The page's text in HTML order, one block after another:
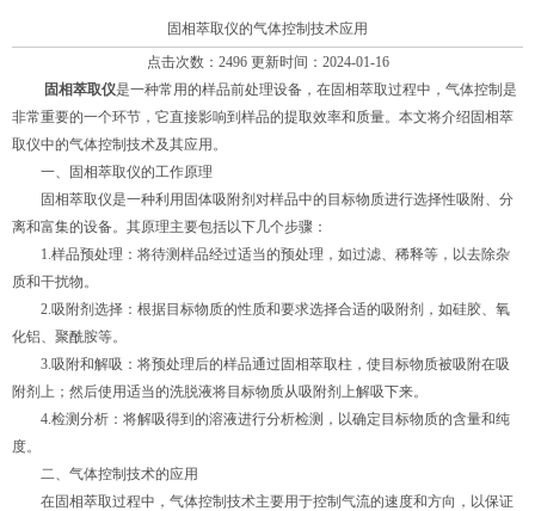
固相萃取仪的气体控制技术应用
点击次数：2496 更新时间：2024-01-16
固相萃取仪是一种常用的样品前处理设备，在固相萃取过程中，气体控制是
非常重要的一个环节，它直接影响到样品的提取效率和质量。本文将介绍固相萃
取仪中的气体控制技术及其应用。
一、固相萃取仪的工作原理
固相萃取仪是一种利用固体吸附剂对样品中的目标物质进行选择性吸附、分
离和富集的设备。其原理主要包括以下几个步骤：
1.样品预处理：将待测样品经过适当的预处理，如过滤、稀释等，以去除杂
质和干扰物。
2.吸附剂选择：根据目标物质的性质和要求选择合适的吸附剂，如硅胶、氧
化铝、聚酰胺等。
3.吸附和解吸：将预处理后的样品通过固相萃取柱，使目标物质被吸附在吸
附剂上；然后使用适当的洗脱液将目标物质从吸附剂上解吸下来。
4.检测分析：将解吸得到的溶液进行分析检测，以确定目标物质的含量和纯
度。
二、气体控制技术的应用
在固相萃取过程中，气体控制技术主要用于控制气流的速度和方向，以保证